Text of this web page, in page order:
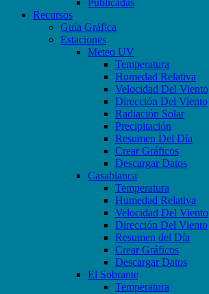
Publicadas
Recursos
Guía Gráfica
Estaciones
Meteo UV
Temperatura
Humedad Relativa
Velocidad Del Viento
Dirección Del Viento
Radiación Solar
Precipitación
Resumen Del Día
Crear Gráficos
Descargar Datos
Casablanca
Temperatura
Humedad Relativa
Velocidad Del Viento
Dirección Del Viento
Resumen del Día
Crear Gráficos
Descargar Datos
El Sobrante
Temperatura